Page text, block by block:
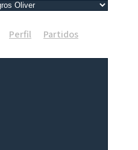
Perfil Partidos